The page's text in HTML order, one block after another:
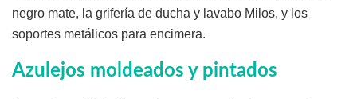
negro mate, la grifería de ducha y lavabo Milos, y los
soportes metálicos para encimera.
Azulejos moldeados y pintados